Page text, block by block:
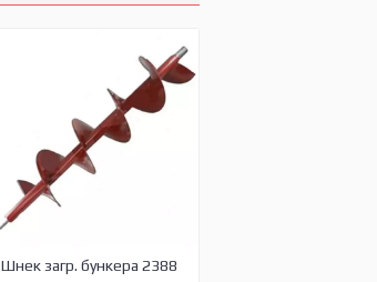
Шнек загр. бункера 2388